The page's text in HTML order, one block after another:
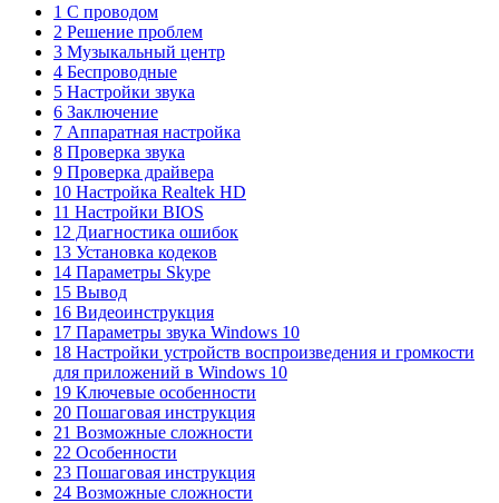
1 С проводом
2 Решение проблем
3 Музыкальный центр
4 Беспроводные
5 Настройки звука
6 Заключение
7 Аппаратная настройка
8 Проверка звука
9 Проверка драйвера
10 Настройка Realtek HD
11 Настройки BIOS
12 Диагностика ошибок
13 Установка кодеков
14 Параметры Skype
15 Вывод
16 Видеоинструкция
17 Параметры звука Windows 10
18 Настройки устройств воспроизведения и громкости
для приложений в Windows 10
19 Ключевые особенности
20 Пошаговая инструкция
21 Возможные сложности
22 Особенности
23 Пошаговая инструкция
24 Возможные сложности